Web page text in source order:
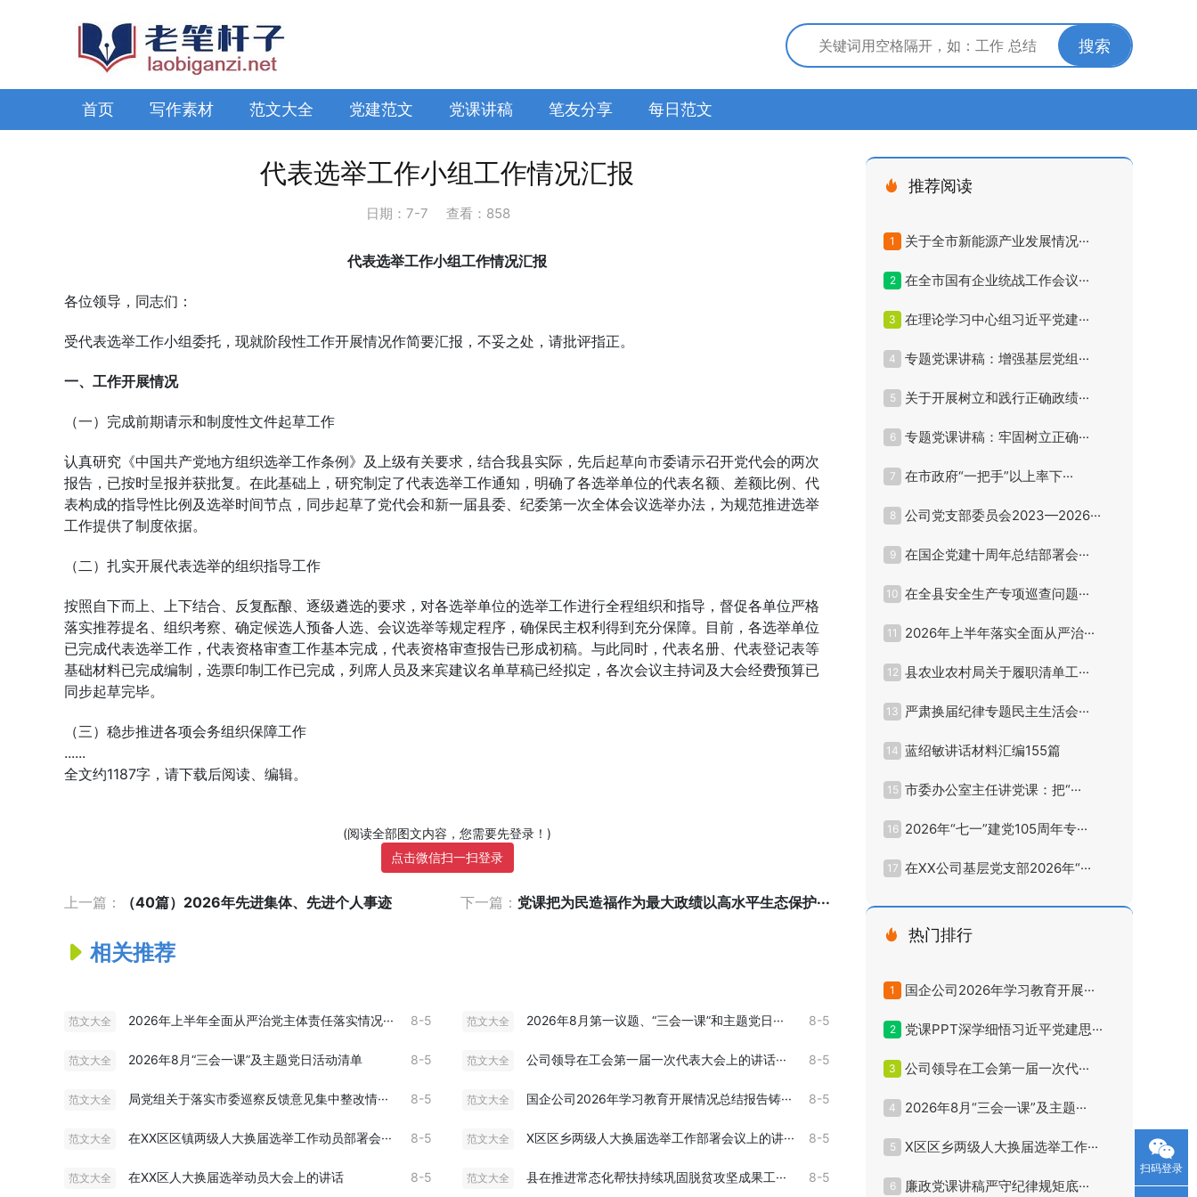
搜索
首页 写作素材 范文大全 党建范文 党课讲稿 笔友分享 每日范文
代表选举工作小组工作情况汇报
日期： 7-7 查看：858
代表选举工作小组工作情况汇报
各位领导，同志们：
受代表选举工作小组委托，现就阶段性工作开展情况作简要汇报，不妥之处，请批评指正。
一、工作开展情况
（一）完成前期请示和制度性文件起草工作
认真研究《中国共产党地方组织选举工作条例》及上级有关要求，结合我县实际，先后起草向市委请示召开党代会的两次
报告，已按时呈报并获批复。在此基础上，研究制定了代表选举工作通知，明确了各选举单位的代表名额、差额比例、代
表构成的指导性比例及选举时间节点，同步起草了党代会和新一届县委、纪委第一次全体会议选举办法，为规范推进选举
工作提供了制度依据。
（二）扎实开展代表选举的组织指导工作
按照自下而上、上下结合、反复酝酿、逐级遴选的要求，对各选举单位的选举工作进行全程组织和指导，督促各单位严格
落实推荐提名、组织考察、确定候选人预备人选、会议选举等规定程序，确保民主权利得到充分保障。目前，各选举单位
已完成代表选举工作，代表资格审查工作基本完成，代表资格审查报告已形成初稿。与此同时，代表名册、代表登记表等
基础材料已完成编制，选票印制工作已完成，列席人员及来宾建议名单草稿已经拟定，各次会议主持词及大会经费预算已
同步起草完毕。
（三）稳步推进各项会务组织保障工作
......
全文约1187字，请下载后阅读、编辑。
(阅读全部图文内容，您需要先登录！)
点击微信扫一扫登录
上一篇： （40篇）2026年先进集体、先进个人事迹 下一篇： 党课把为民造福作为最大政绩以高水平生态保护···
相关推荐
范文大全 2026年上半年全面从严治党主体责任落实情况··· 8-5 范文大全 2026年8月第一议题、“三会一课”和主题党日··· 8-5
范文大全 2026年8月“三会一课”及主题党日活动清单 8-5 范文大全 公司领导在工会第一届一次代表大会上的讲话··· 8-5
范文大全 局党组关于落实市委巡察反馈意见集中整改情··· 8-5 范文大全 国企公司2026年学习教育开展情况总结报告铸··· 8-5
范文大全 在XX区区镇两级人大换届选举工作动员部署会··· 8-5 范文大全 X区区乡两级人大换届选举工作部署会议上的讲··· 8-5
范文大全 在XX区人大换届选举动员大会上的讲话 8-5 范文大全 县在推进常态化帮扶持续巩固脱贫攻坚成果工··· 8-5
推荐阅读
1 关于全市新能源产业发展情况···
2 在全市国有企业统战工作会议···
3 在理论学习中心组习近平党建···
4 专题党课讲稿：增强基层党组···
5 关于开展树立和践行正确政绩···
6 专题党课讲稿：牢固树立正确···
7 在市政府“一把手”以上率下···
8 公司党支部委员会2023—2026···
9 在国企党建十周年总结部署会···
10 在全县安全生产专项巡查问题···
11 2026年上半年落实全面从严治···
12 县农业农村局关于履职清单工···
13 严肃换届纪律专题民主生活会···
14 蓝绍敏讲话材料汇编155篇
15 市委办公室主任讲党课：把“···
16 2026年“七一”建党105周年专···
17 在XX公司基层党支部2026年“···
热门排行
1 国企公司2026年学习教育开展···
2 党课PPT深学细悟习近平党建思···
3 公司领导在工会第一届一次代···
4 2026年8月“三会一课”及主题···
5 X区区乡两级人大换届选举工作···
6 廉政党课讲稿严守纪律规矩底···
扫码登录